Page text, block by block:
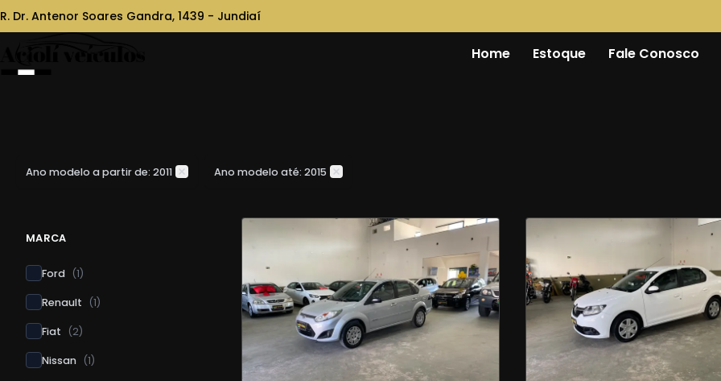
R. Dr. Antenor Soares Gandra, 1439 - Jundiaí
Home Estoque Fale Conosco
Ano modelo a partir de: 2011 Ano modelo até: 2015
MARCA
Ford (1)
Renault (1)
Fiat (2)
Nissan (1)